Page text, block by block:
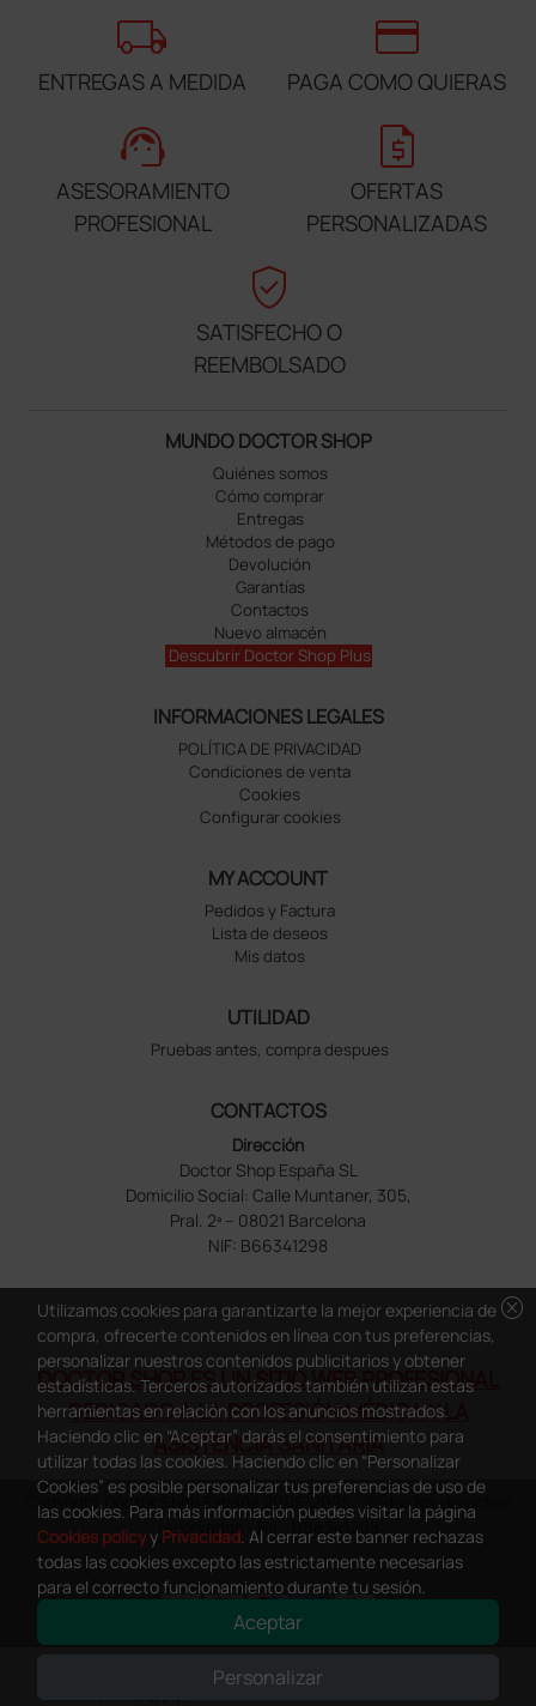
local_shipping
ENTREGAS A MEDIDA
credit_card
PAGA COMO QUIERAS
support_agent
ASESORAMIENTO
PROFESIONAL
request_quote
OFERTAS
PERSONALIZADAS
verified_user
SATISFECHO O
REEMBOLSADO
MUNDO DOCTOR SHOP
Quiénes somos
Cómo comprar
Entregas
Métodos de pago
Devolución
Garantías
Contactos
Nuevo almacén
Descubrir Doctor Shop Plus
INFORMACIONES LEGALES
POLÍTICA DE PRIVACIDAD
Condiciones de venta
Cookies
Configurar cookies
MY ACCOUNT
Pedidos y Factura
Lista de deseos
Mis datos
UTILIDAD
Pruebas antes, compra despues
CONTACTOS
Dirección
Doctor Shop España SL
Domicilio Social: Calle Muntaner, 305,
Pral. 2ª – 08021 Barcelona
NIF: B66341298
DOCTOR SHOP ES UN SITIO WEB PROFESIONAL
DEDICADO A LA PROFESIÓN MÉDICA Y LA
ASISTENCIA SANITARIA
Copyright Doctor Shop España 2005-2026 - Todos los derechos
reservados - NIF.: B66341298
This site is protected by reCAPTCHA and the Google
cancel
Utilizamos cookies para garantizarte la mejor experiencia de
compra, ofrecerte contenidos en línea con tus preferencias,
personalizar nuestros contenidos publicitarios y obtener
estadísticas. Terceros autorizados también utilizan estas
herramientas en relación con los anuncios mostrados.
Haciendo clic en “Aceptar” darás el consentimiento para
utilizar todas las cookies. Haciendo clic en “Personalizar
Cookies” es posible personalizar tus preferencias de uso de
las cookies. Para más información puedes visitar la página
Cookies policyy Privacidad. Al cerrar este banner rechazas
todas las cookies excepto las estrictamente necesarias
para el correcto funcionamiento durante tu sesión.
Aceptar
Personalizar